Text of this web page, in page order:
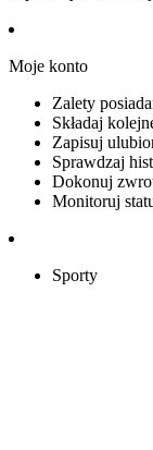
Moje konto
Zalety
Składaj
Zapisuj
Sprawdzaj
Dokonuj
Monitoruj
Sporty